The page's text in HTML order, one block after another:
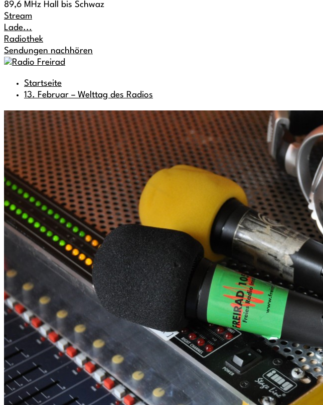
89,6 MHz Hall bis Schwaz
Stream
Lade...
Radiothek
Sendungen nachhören
Startseite
13. Februar – Welttag des Radios